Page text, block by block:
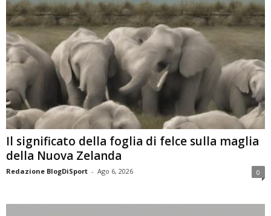
Il significato della foglia di felce sulla maglia
della Nuova Zelanda
Redazione BlogDiSport - Ago 6, 2026 0